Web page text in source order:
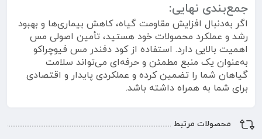
جمع‌بندی نهایی:
اگر به‌دنبال افزایش مقاومت گیاه، کاهش بیماری‌ها و بهبود
رشد و عملکرد محصولات خود هستید، تأمین اصولی مس
اهمیت بالایی دارد. استفاده از کود دفندر مس فیوچراکو
به‌عنوان یک منبع مطمئن و حرفه‌ای می‌تواند سلامت
گیاهان شما را تضمین کرده و عملکردی پایدار و اقتصادی
برای شما به همراه داشته باشد.
محصولات مرتبط